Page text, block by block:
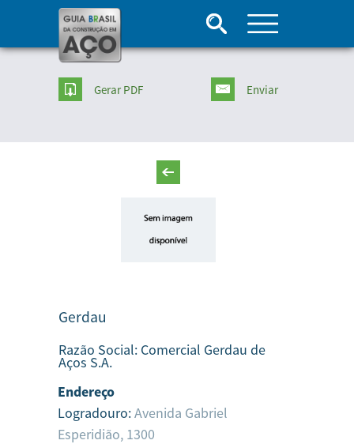
Gerar PDF Enviar
Gerdau
Razão Social: Comercial Gerdau de
Aços S.A.
Endereço
Logradouro:Avenida Gabriel
Esperidião, 1300